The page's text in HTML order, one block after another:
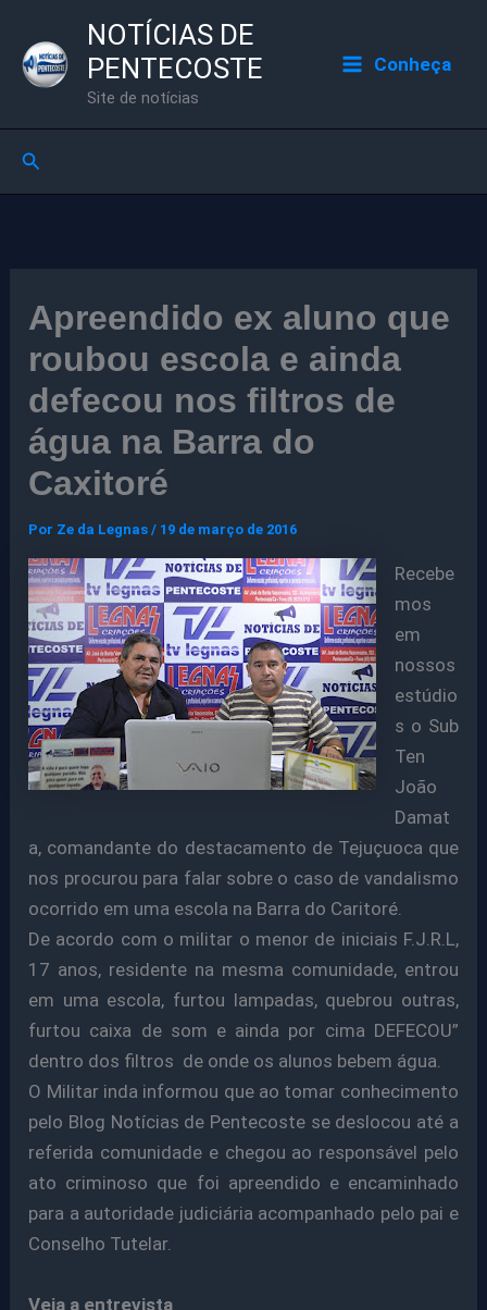
para
NOTÍCIAS DE
PENTECOSTE
Site de notícias
Conheça
Pesquisar
Apreendido ex aluno que
roubou escola e ainda
defecou nos filtros de
água na Barra do
Caxitoré
Por Ze da Legnas/ 19 de março de 2016
Recebe
mos
em
nossos
estúdio
s o Sub
Ten
João
Damat
a, comandante do destacamento de Tejuçuoca que
nos procurou para falar sobre o caso de vandalismo
ocorrido em uma escola na Barra do Caritoré.
De acordo com o militar o menor de iniciais F.J.R.L,
17 anos, residente na mesma comunidade, entrou
em uma escola, furtou lampadas, quebrou outras,
furtou caixa de som e ainda por cima DEFECOU”
dentro dos filtros de onde os alunos bebem água.
O Militar inda informou que ao tomar conhecimento
pelo Blog Notícias de Pentecoste se deslocou até a
referida comunidade e chegou ao responsável pelo
ato criminoso que foi apreendido e encaminhado
para a autoridade judiciária acompanhado pelo pai e
Conselho Tutelar.
Veja a entrevista